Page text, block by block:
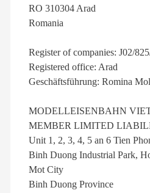
RO 310304 Arad
Romania
Register of companies: J02/
Registered office: Arad
Geschäftsführung: Romina
MODELLEISENBAHN
MEMBER LIMITED
Unit 1, 2, 3, 4, 5 an 6 Tien
Binh Duong Industrial Park,
Mot City
Binh Duong Province